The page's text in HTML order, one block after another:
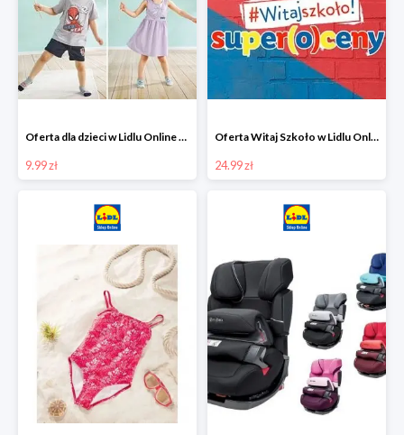
Oferta dla dzieci w Lidlu Online od 9,99 zł
9.99 zł
Oferta Witaj Szkoło w Lidlu Online od 24,99 zł
24.99 zł